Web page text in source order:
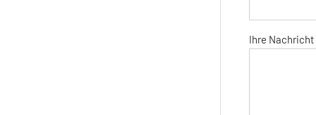
Ihre Nachricht